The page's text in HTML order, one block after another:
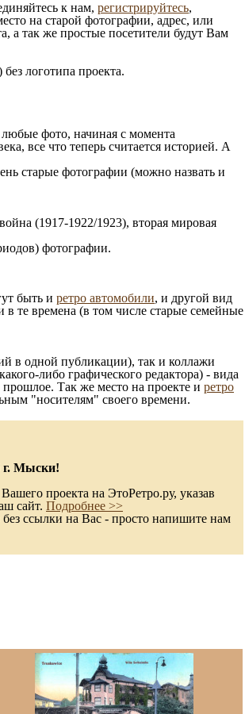
к нам, регистрируйтесь,
на старой фотографии, адрес, или
а так же простые посетители будут Вам
логотипа проекта.
фото, начиная c момента
все что теперь считается историей. А
старые фотографии (можно назвать и
(1917-1922/1923), вторая мировая
фотографии.
быть и ретро автомобили, и другой вид
времена (в том числе старые семейные
в одной публикации), так и коллажи
либо графического редактора) - вида
Так же место на проекте и ретро
"носителям" своего времени.
г. Мыски!
проекта на ЭтоРетро.ру, указав
сайт. Подробнее >>
ссылки на Вас - просто напишите нам